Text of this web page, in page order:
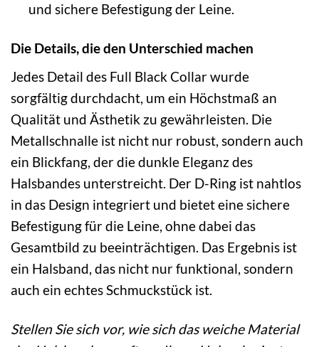
und sichere Befestigung der Leine.
Die Details, die den Unterschied machen
Jedes Detail des Full Black Collar wurde
sorgfältig durchdacht, um ein Höchstmaß an
Qualität und Ästhetik zu gewährleisten. Die
Metallschnalle ist nicht nur robust, sondern auch
ein Blickfang, der die dunkle Eleganz des
Halsbandes unterstreicht. Der D-Ring ist nahtlos
in das Design integriert und bietet eine sichere
Befestigung für die Leine, ohne dabei das
Gesamtbild zu beeinträchtigen. Das Ergebnis ist
ein Halsband, das nicht nur funktional, sondern
auch ein echtes Schmuckstück ist.
Stellen Sie sich vor, wie sich das weiche Material